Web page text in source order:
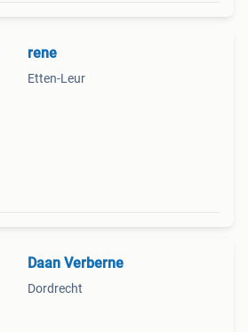
rene
Etten-Leur
Daan Verberne
Dordrecht